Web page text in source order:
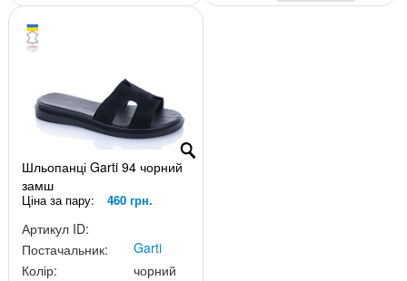
Шльопанці Garti 94 чорний
замш
Ціна за пару: 460 грн.
Артикул ID:
Постачальник:
Garti
Колір:
чорний